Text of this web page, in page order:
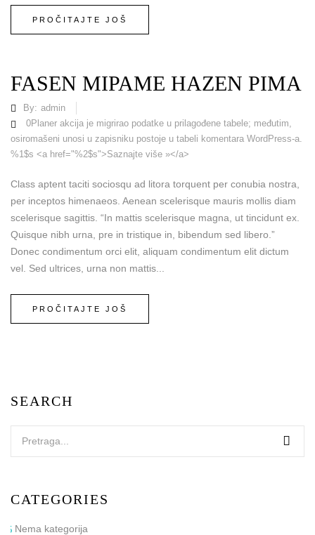
SEARCH
CATEGORIES
Nema kategorija
PROČITAJTE JOŠ
FASEN MIPAME HAZEN PIMA
By: admin
0Planer akcija je migrirao podatke u prilagođene tabele; međutim,
osiromašeni unosi u zapisniku postoje u tabeli komentara WordPress-a.
%1$s <a href="%2$s">Saznajte više »</a>
Class aptent taciti sociosqu ad litora torquent per conubia nostra,
per inceptos himenaeos. Aenean scelerisque mauris mollis diam
scelerisque sagittis. “In mattis scelerisque magna, ut tincidunt ex.
Quisque nibh urna, pre in tristique in, bibendum sed libero.”
Donec condimentum orci elit, aliquam condimentum elit dictum
vel. Sed ultrices, urna non mattis...
PROČITAJTE JOŠ